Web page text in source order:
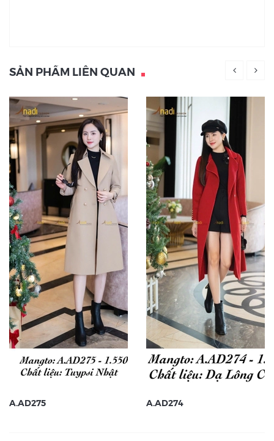
SẢN PHẨM LIÊN QUAN
A.AD275 A.AD274